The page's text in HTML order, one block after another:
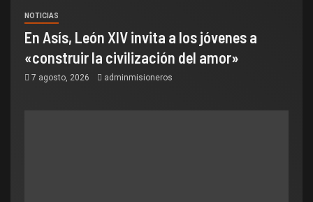
NOTICIAS
En Asís, León XIV invita a los jóvenes a
«construir la civilización del amor»
7 agosto, 2026 adminmisioneros